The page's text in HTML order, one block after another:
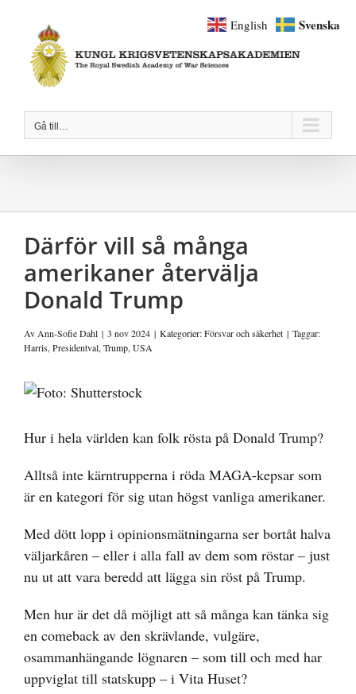
innehållet
Gå till…
Därför vill så många
amerikaner återvälja
Donald Trump
AvAnn-Sofie Dahl | 3 nov 2024 | Kategorier:Försvar och säkerhet | Taggar:
Harris,Presidentval,Trump,USA
Visa
bild
Hur i hela världen kan folk rösta på Donald Trump?
Alltså inte kärntrupperna i röda MAGA-kepsar som
är en kategori för sig utan högst vanliga amerikaner.
Med dött lopp i opinionsmätningarna ser bortåt halva
väljarkåren – eller i alla fall av dem som röstar – just
nu ut att vara beredd att lägga sin röst på Trump.
Men hur är det då möjligt att så många kan tänka sig
en comeback av den skrävlande, vulgäre,
osammanhängande lögnaren – som till och med har
uppviglat till statskupp – i Vita Huset?
English Svenska